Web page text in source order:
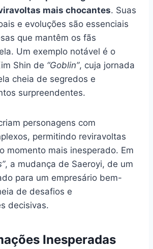
mais chocantes. Suas
e evoluções são essenciais
que mantêm os fãs
Um exemplo notável é o
Shin de “Goblin”, cuja jornada
cheia de segredos e
surpreendentes.
personagens com
permitindo reviravoltas
momento mais inesperado. Em
, a mudança de Saeroyi, de um
para um empresário bem-
de desafios e
decisivas.
Inesperadas